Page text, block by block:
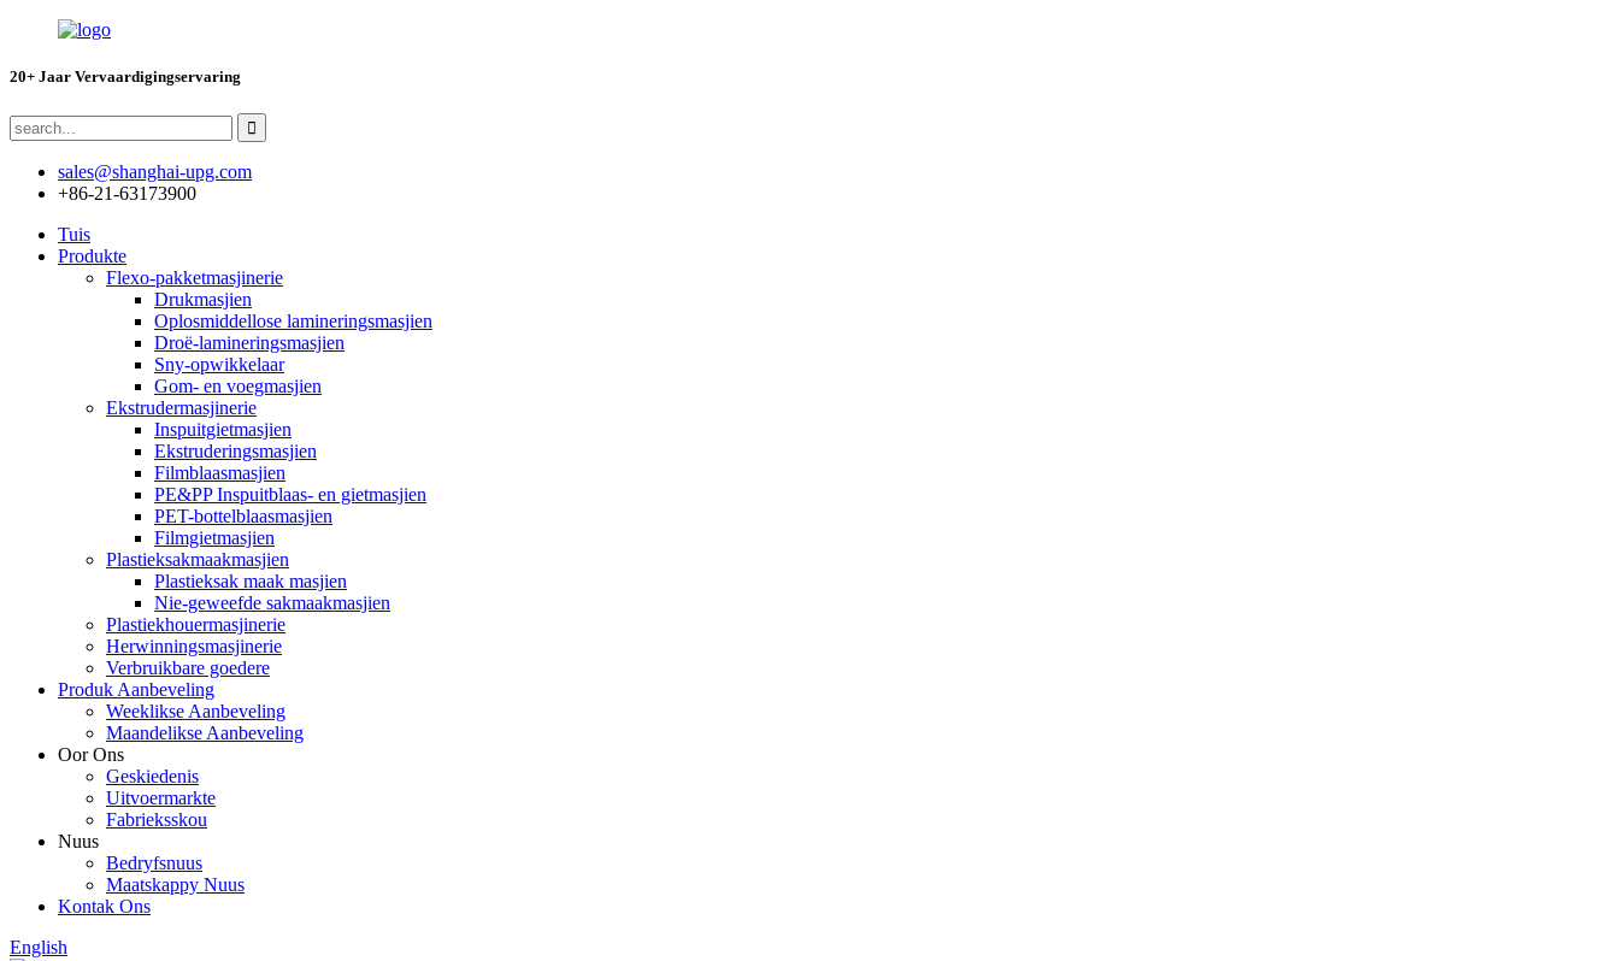
20+ Jaar Vervaardigingservaring
sales@shanghai-upg.com
+86-21-63173900
Tuis
Produkte
Flexo-pakketmasjinerie
Drukmasjien
Oplosmiddellose lamineringsmasjien
Droë-lamineringsmasjien
Sny-opwikkelaar
Gom- en voegmasjien
Ekstrudermasjinerie
Inspuitgietmasjien
Ekstruderingsmasjien
Filmblaasmasjien
PE&PP Inspuitblaas- en gietmasjien
PET-bottelblaasmasjien
Filmgietmasjien
Plastieksakmaakmasjien
Plastieksak maak masjien
Nie-geweefde sakmaakmasjien
Plastiekhouermasjinerie
Herwinningsmasjinerie
Verbruikbare goedere
Produk Aanbeveling
Weeklikse Aanbeveling
Maandelikse Aanbeveling
Oor Ons
Geskiedenis
Uitvoermarkte
Fabrieksskou
Nuus
Bedryfsnuus
Maatskappy Nuus
Kontak Ons
English